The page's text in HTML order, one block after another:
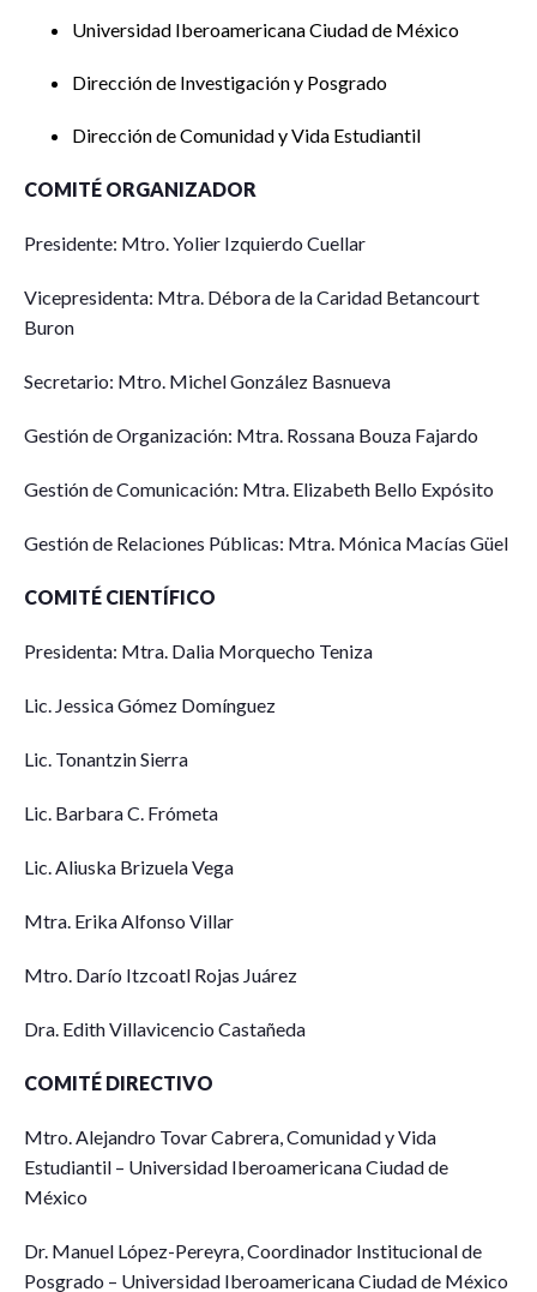
Universidad Iberoamericana Ciudad de México
Dirección de Investigación y Posgrado
Dirección de Comunidad y Vida Estudiantil
COMITÉ ORGANIZADOR
Presidente: Mtro. Yolier Izquierdo Cuellar
Vicepresidenta: Mtra. Débora de la Caridad Betancourt
Buron
Secretario: Mtro. Michel González Basnueva
Gestión de Organización: Mtra. Rossana Bouza Fajardo
Gestión de Comunicación: Mtra. Elizabeth Bello Expósito
Gestión de Relaciones Públicas: Mtra. Mónica Macías Güel
COMITÉ CIENTÍFICO
Presidenta: Mtra. Dalia Morquecho Teniza
Lic. Jessica Gómez Domínguez
Lic. Tonantzin Sierra
Lic. Barbara C. Frómeta
Lic. Aliuska Brizuela Vega
Mtra. Erika Alfonso Villar
Mtro. Darío Itzcoatl Rojas Juárez
Dra. Edith Villavicencio Castañeda
COMITÉ DIRECTIVO
Mtro. Alejandro Tovar Cabrera, Comunidad y Vida
Estudiantil – Universidad Iberoamericana Ciudad de
México
Dr. Manuel López-Pereyra, Coordinador Institucional de
Posgrado – Universidad Iberoamericana Ciudad de México